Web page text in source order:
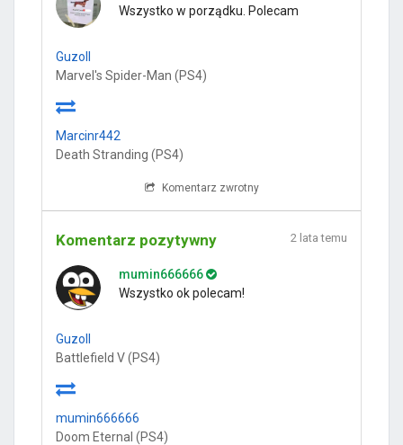
Wszystko w porządku. Polecam
Guzoll
Marvel's Spider-Man (PS4)
Marcinr442
Death Stranding (PS4)
Komentarz zwrotny
Komentarz pozytywny 2 lata temu
mumin666666
Wszystko ok polecam!
Guzoll
Battlefield V (PS4)
mumin666666
Doom Eternal (PS4)